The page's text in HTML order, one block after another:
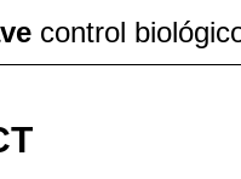
control